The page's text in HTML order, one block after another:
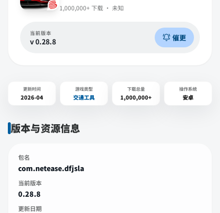
1,000,000+ 下载 · 未知
当前版本
v0.28.8 催更
更新时间
2026-04
游戏类型
交通工具
下载总量
1,000,000+
操作系统
安卓
版本与资源信息
包名
com.netease.dfjsla
当前版本
0.28.8
更新日期